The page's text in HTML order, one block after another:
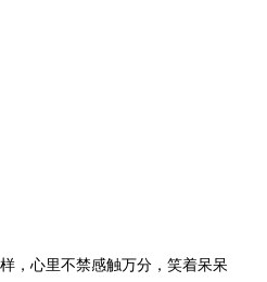
，心里不禁感触万分，笑着呆呆